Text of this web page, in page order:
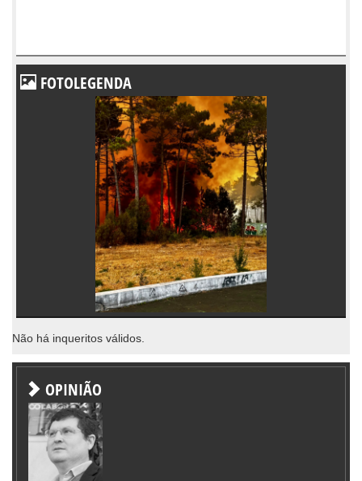
FOTOLEGENDA
Não há inqueritos válidos.
OPINIÃO